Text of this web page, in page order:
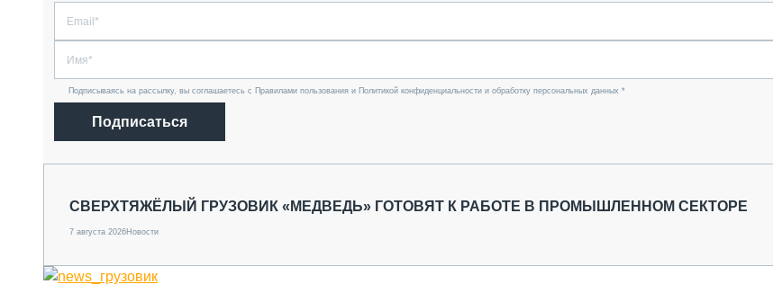
Подписываясь на рассылку, вы соглашаетесь с Правилами пользования и Политикой конфиденциальности и обработку персональных данных *
Подписаться
СВЕРХТЯЖЁЛЫЙ ГРУЗОВИК «МЕДВЕДЬ» ГОТОВЯТ К РАБОТЕ В ПРОМЫШЛЕННОМ СЕКТОРЕ
7 августа 2026Новости